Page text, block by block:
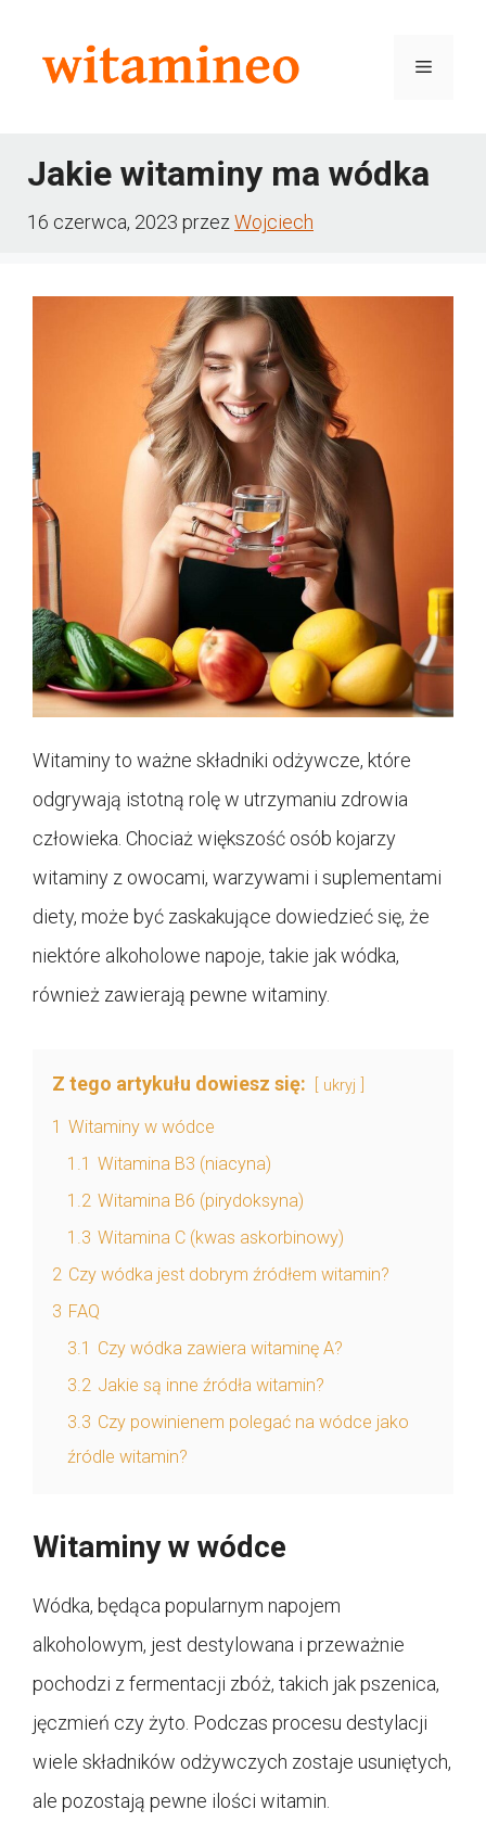
Menu
Jakie witaminy ma wódka
16 czerwca, 2023 przezWojciech
Witaminy to ważne składniki odżywcze, które
odgrywają istotną rolę w utrzymaniu zdrowia
człowieka. Chociaż większość osób kojarzy
witaminy z owocami, warzywami i suplementami
diety, może być zaskakujące dowiedzieć się, że
niektóre alkoholowe napoje, takie jak wódka,
również zawierają pewne witaminy.
Z tego artykułu dowiesz się: ukryj
1 Witaminy w wódce
1.1 Witamina B3 (niacyna)
1.2 Witamina B6 (pirydoksyna)
1.3 Witamina C (kwas askorbinowy)
2 Czy wódka jest dobrym źródłem witamin?
3 FAQ
3.1 Czy wódka zawiera witaminę A?
3.2 Jakie są inne źródła witamin?
3.3 Czy powinienem polegać na wódce jako
źródle witamin?
Witaminy w wódce
Wódka, będąca popularnym napojem
alkoholowym, jest destylowana i przeważnie
pochodzi z fermentacji zbóż, takich jak pszenica,
jęczmień czy żyto. Podczas procesu destylacji
wiele składników odżywczych zostaje usuniętych,
ale pozostają pewne ilości witamin.